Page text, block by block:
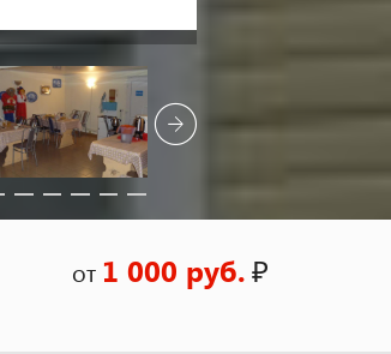
от 1 000 руб.₽